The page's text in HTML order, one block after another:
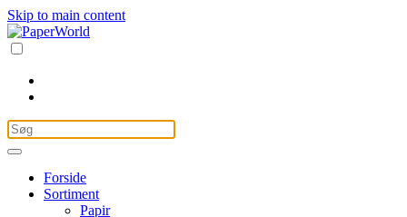
Skip to main content
Forside
Sortiment
Papir